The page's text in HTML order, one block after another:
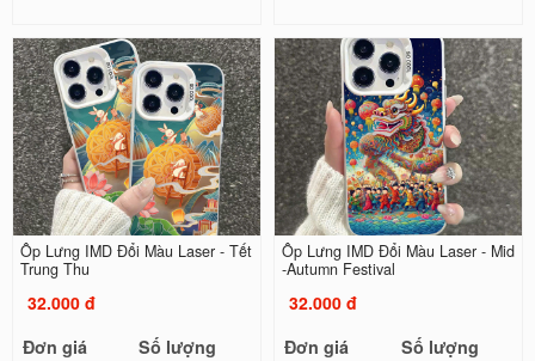
Ốp Lưng IMD Đổi Màu Laser - Tết
Trung Thu
32.000 đ
Đơn giá
Số lượng
Ốp Lưng IMD Đổi Màu Laser - Mid
-Autumn Festival
32.000 đ
Đơn giá
Số lượng